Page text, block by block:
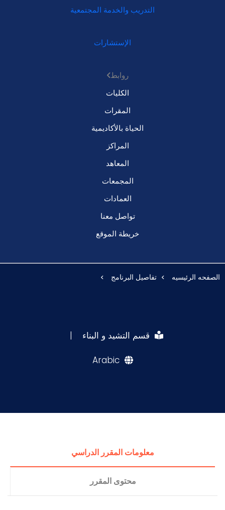
التدريب والخدمة المجتمعية
الإستشارات
روابط
الكليات
المقرات
الحياة بالأكاديمية
المراكز
المعاهد
المجمعات
العمادات
تواصل معنا
خريطة الموقع
الصفحه الرئيسيه تفاصيل البرنامج
قسم التشيد و البناء |
Arabic
معلومات المقرر الدراسي
محتوى المقرر